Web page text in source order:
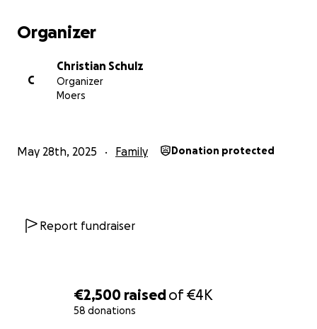
€2,500 raisedof€4K
58 donations
Damit Ruba endlich ihre Eltern wiedersehen kann.
umarmen dürfen.
Bitte unterstützt uns. Jeder Euro zählt.
Teilt diese Kampagne, spendet, erzählt anderen
Von Herzen,
Organizer
C
Christian Schulz
Organizer
Moers
May 28th, 2025 Family Donation protected
Report fundraiser